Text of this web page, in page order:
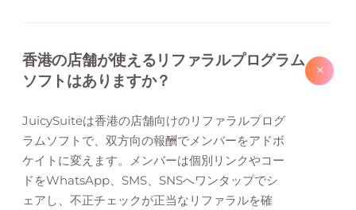
香港の店舗が使えるリファラルプログラム
ソフトはありますか？
+
JuicySuiteは香港の店舗向けのリファラルプログ
ラムソフトで、双方向の報酬でメンバーをアドボ
ケイトに変えます。メンバーは個別リンクやコー
ドをWhatsApp、SMS、SNSへワンタップでシ
ェアし、不正チェックが正当なリファラルを確